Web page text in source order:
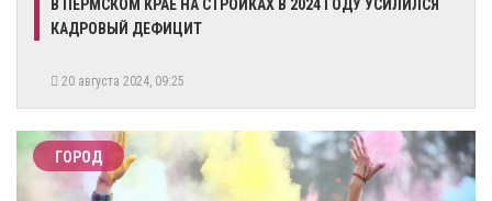
В ПЕРМСКОМ КРАЕ НА СТРОЙКАХ В 2024 ГОДУ УСИЛИЛСЯ
КАДРОВЫЙ ДЕФИЦИТ
20 августа 2024, 09:25
ГОРОД